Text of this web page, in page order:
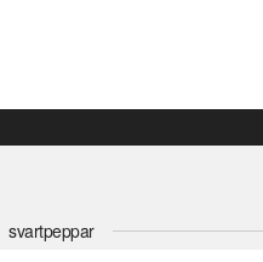
svartpeppar